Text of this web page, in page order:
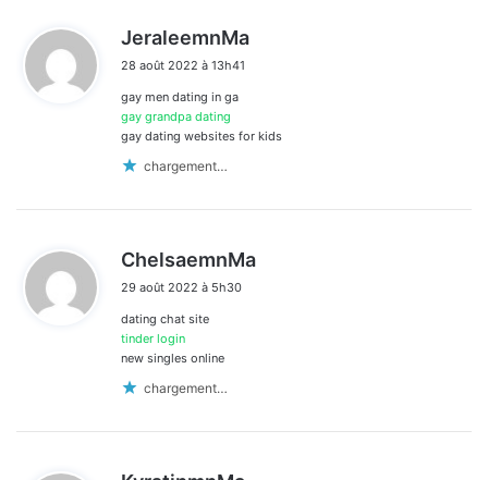
JeraleemnMa
28 août 2022 à 13h41
gay men dating in ga
gay grandpa dating
gay dating websites for kids
chargement…
ChelsaemnMa
29 août 2022 à 5h30
dating chat site
tinder login
new singles online
chargement…